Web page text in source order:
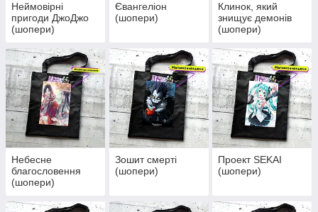
Неймовірні
пригоди ДжоДжо
(шопери)
Євангеліон
(шопери)
Клинок, який
знищує демонів
(шопери)
Небесне
благословення
(шопери)
Зошит смерті
(шопери)
Проект SEKAI
(шопери)